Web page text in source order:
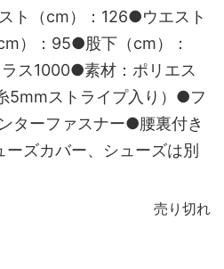
ト（cm）：126●ウエスト
）：95●股下（cm）：
ス1000●素材：ポリエス
5mmストライプ入り）●フ
ターファスナー●腰裏付き
ズカバー、シューズは別
売り切れ